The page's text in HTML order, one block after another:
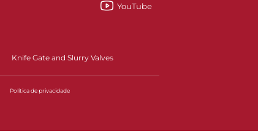
YouTube
Knife Gate and Slurry Valves
Política de privacidade